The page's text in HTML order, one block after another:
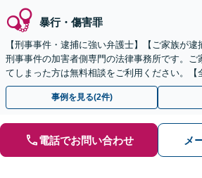
暴行・傷害罪
【刑事事件・逮捕に強い弁護士】【ご家族が逮
刑事事件の加害者側専門の法律事務所です。ご
てしまった方は無料相談をご利用ください。【
対応】【弁護士待機中/当日中の電話相談可(予
事例を見る(2件)
電話でお問い合わせ メ